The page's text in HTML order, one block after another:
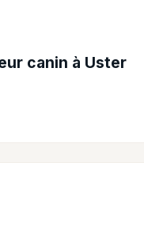
canin à Uster